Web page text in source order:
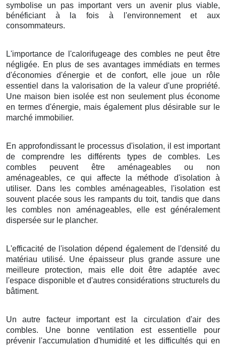
symbolise un pas important vers un avenir plus viable,
bénéficiant à la fois à l'environnement et aux
consommateurs.
L'importance de l'calorifugeage des combles ne peut être
négligée. En plus de ses avantages immédiats en termes
d'économies d'énergie et de confort, elle joue un rôle
essentiel dans la valorisation de la valeur d'une propriété.
Une maison bien isolée est non seulement plus économe
en termes d'énergie, mais également plus désirable sur le
marché immobilier.
En approfondissant le processus d'isolation, il est important
de comprendre les différents types de combles. Les
combles peuvent être aménageables ou non
aménageables, ce qui affecte la méthode d'isolation à
utiliser. Dans les combles aménageables, l'isolation est
souvent placée sous les rampants du toit, tandis que dans
les combles non aménageables, elle est généralement
dispersée sur le plancher.
L'efficacité de l'isolation dépend également de l'densité du
matériau utilisé. Une épaisseur plus grande assure une
meilleure protection, mais elle doit être adaptée avec
l'espace disponible et d'autres considérations structurels du
bâtiment.
Un autre facteur important est la circulation d'air des
combles. Une bonne ventilation est essentielle pour
prévenir l'accumulation d'humidité et les difficultés qui en